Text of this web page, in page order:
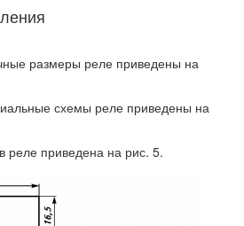
размеры реле приведены на
схемы реле приведены на
реле приведена на рис. 5.